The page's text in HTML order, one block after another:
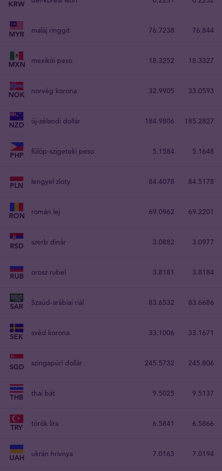
KRW
MYR maláj ringgit 76.7238 76.844
MXN mexikói peso 18.3252 18.3327
NOK norvég korona 32.9905 33.0593
NZD új-zélandi dollár 184.9806 185.2827
PHP fülöp-szigeteki peso 5.1584 5.1648
PLN lengyel zloty 84.4078 84.5178
RON román lej 69.0962 69.2201
RSD szerb dinár 3.0882 3.0977
RUB orosz rubel 3.8181 3.8184
SAR Szaúd-arábiai riál 83.6532 83.6686
SEK svéd korona 33.1006 33.1671
SGD szingapúri dollár 245.5732 245.806
THB thai bát 9.5025 9.5137
TRY török líra 6.5841 6.5866
UAH ukrán hrivnya 7.0163 7.0194